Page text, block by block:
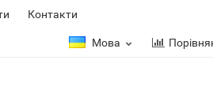
Контакти
Мова